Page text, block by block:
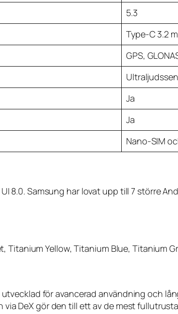
5.3
Type-C 3.2
GPS,
Ja
Ja
Nano-SIM
8.0. Samsung har lovat upp till 7 större
Titanium Yellow, Titanium Blue, Titanium
för avancerad användning och
DeX gör den till ett av de mest